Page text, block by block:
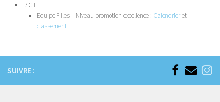
FSGT
Equipe Filles – Niveau promotion excellence : Calendrieret
classement
SUIVRE :